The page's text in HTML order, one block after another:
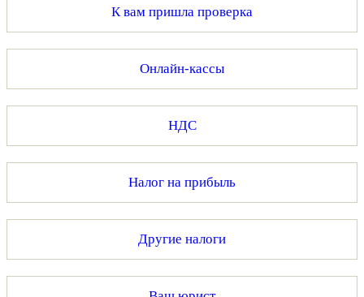
К вам пришла проверка
Онлайн-кассы
НДС
Налог на прибыль
Другие налоги